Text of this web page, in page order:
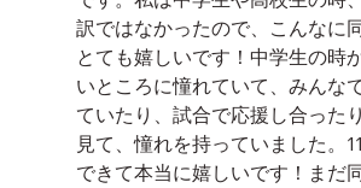
訳ではなかったので、こんなに
とても嬉しいです！中学生の時
いところに憧れていて、みんな
ていたり、試合で応援し合った
見て、憧れを持っていました。
できて本当に嬉しいです！まだ